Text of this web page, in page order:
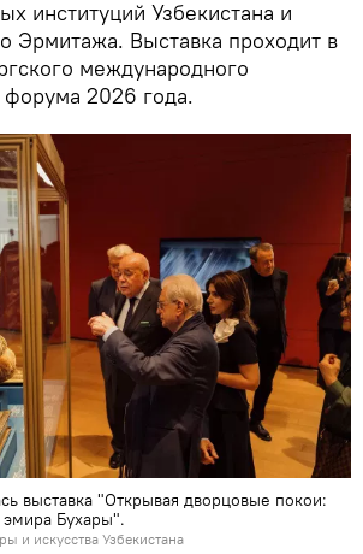
институций Узбекистана и
Эрмитажа. Выставка проходит в
международного
2026 года.
выставка "Открывая дворцовые покои:
эмира Бухары".
и искусства Узбекистана